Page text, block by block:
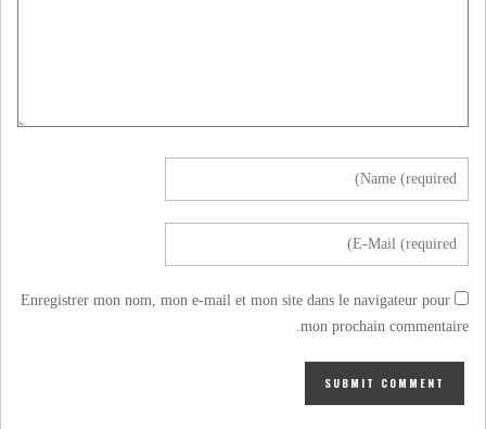
Enregistrer mon nom, mon e-mail et mon site dans le navigateur pour
mon prochain commentaire.